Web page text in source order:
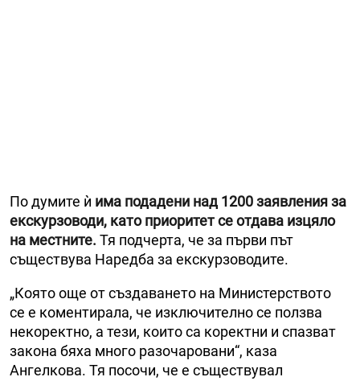
По думите ѝ има подадени над 1200 заявления за
екскурзоводи, като приоритет се отдава изцяло
на местните. Тя подчерта, че за първи път
съществува Наредба за екскурзоводите.
„Която още от създаването на Министерството
се е коментирала, че изключително се ползва
некоректно, а тези, които са коректни и спазват
закона бяха много разочаровани“, каза
Ангелкова. Тя посочи, че е съществувал